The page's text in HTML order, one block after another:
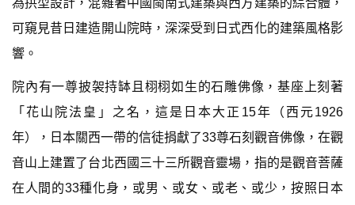
可窺見昔日建造開山院時，深深受到日式西化的建築風格影
響。
院內有一尊披袈持缽且栩栩如生的石雕佛像，基座上刻著
「花山院法皇」之名，這是日本大正15年（西元1926
年），日本關西一帶的信徒捐獻了33尊石刻觀音佛像，在觀
音山上建置了台北西國三十三所觀音靈場，指的是觀音菩薩
在人間的33種化身，或男、或女、或老、或少，按照日本